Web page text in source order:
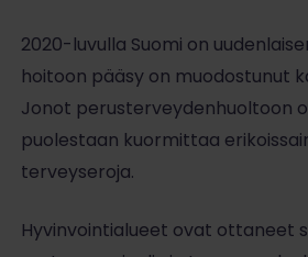
2020-luvulla Suomi on
hoitoon pääsy on muodostunut
Jonot perusterveydenhuoltoon
puolestaan kuormittaa
terveyseroja.
Hyvinvointialueet ovat ottaneet